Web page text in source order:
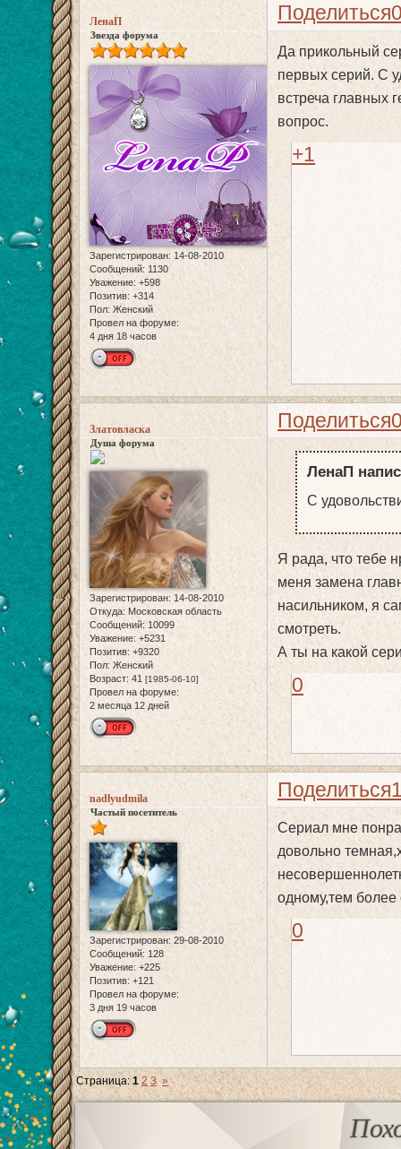
Поделиться
ЛенаП
Звезда форума
Зарегистрирован: 14-08-2010
Сообщений: 1130
Уважение: +598
Позитив: +314
Пол: Женский
Провел на форуме:
4 дня 18 часов
Да прикольный
первых серий. С
встреча главных
вопрос.
+1
Поделиться
Златовласка
Душа форума
Зарегистрирован: 14-08-2010
Откуда: Московская область
Сообщений:10099
Уважение: +5231
Позитив: +9320
Пол: Женский
Возраст: 41 [1985-06-10]
Провел на форуме:
2 месяца 12 дней
ЛенаП
С
Я рада, что тебе
меня замена
насильником, я
смотреть.
А ты на какой
0
Поделиться
nadlyudmila
Частый посетитель
Зарегистрирован: 29-08-2010
Сообщений: 128
Уважение: +225
Позитив: +121
Провел на форуме:
3 дня 19 часов
Сериал мне
довольно
одному,тем более
0
Страница:1 2 3 »